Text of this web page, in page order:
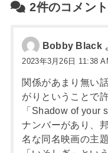
2件のコメント
Bobby Black
2023年3月26日 11:38
関係があまり無い
がりということで
「Shadow of your
ナンバーがあり、
名な同名映画の主